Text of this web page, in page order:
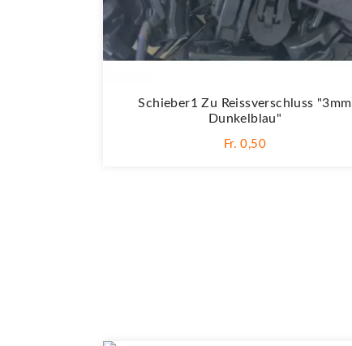
Schieber1 Zu Reissverschluss "3mm
Dunkelblau"
Fr. 0,50